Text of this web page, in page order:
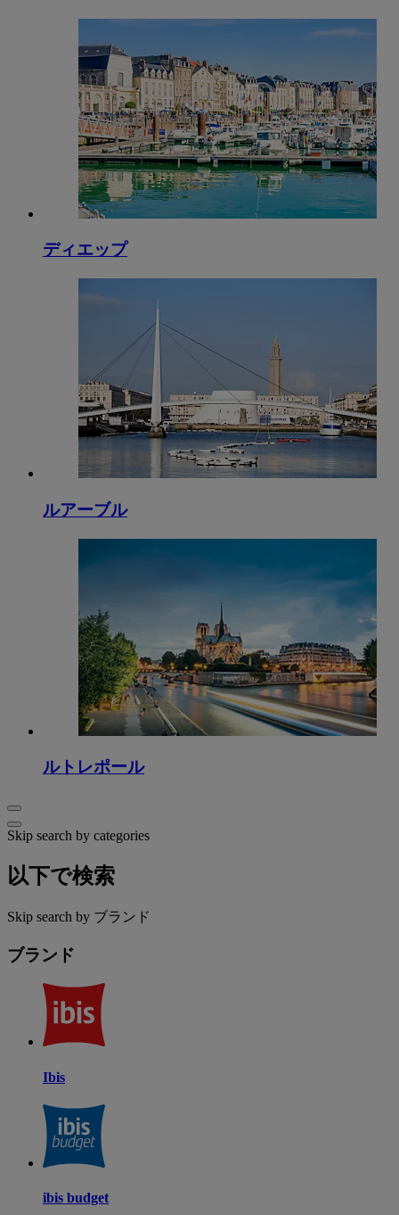
ディエップ
ルアーブル
ルトレポール
Skip search by categories
以下で検索
Skip search by ブランド
ブランド
Ibis
ibis budget